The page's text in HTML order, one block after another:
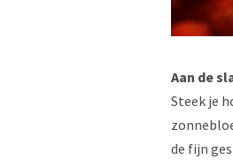
Aan de
Steek je
de fijn